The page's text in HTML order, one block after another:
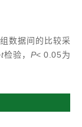
数据间的比较采
t检验， P< 0.05为